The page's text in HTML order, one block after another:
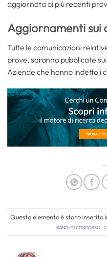
aggiornata ai più recenti
Aggiornamenti sui
Tutte le comunicazioni
prove, saranno pubblicate
Aziende che hanno indetto i
Questo elemento è stato inserito
bandi di concorso,